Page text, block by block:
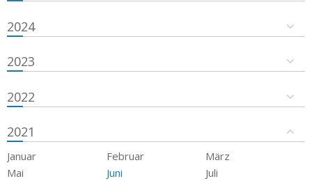
2024
2023
2022
2021
Januar Februar
März
Mai
Juni
Juli